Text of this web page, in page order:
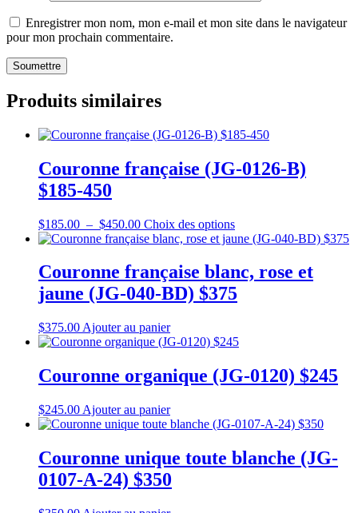
Enregistrer mon nom, mon e-mail et mon site dans le navigateur
pour mon prochain commentaire.
Produits similaires
Couronne française (JG-0126-B)
$185-450
$185.00 – $450.00Plage
de
$185.00
à
$450.00
Choix des optionsCe
produit
plusieurs
variations.
Les
être
sur
la
produit
Couronne française blanc, rose et
jaune (JG-040-BD) $375
$375.00 Ajouter au panier
Couronne organique (JG-0120) $245
$245.00 Ajouter au panier
Couronne unique toute blanche (JG-
0107-A-24) $350